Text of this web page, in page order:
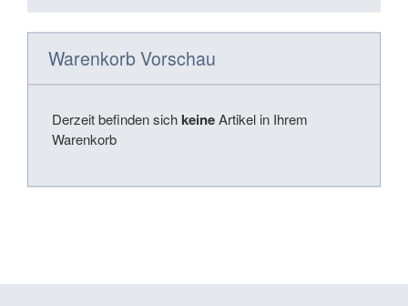
Warenkorb Vorschau
Derzeit befinden sich keineArtikel in Ihrem
Warenkorb